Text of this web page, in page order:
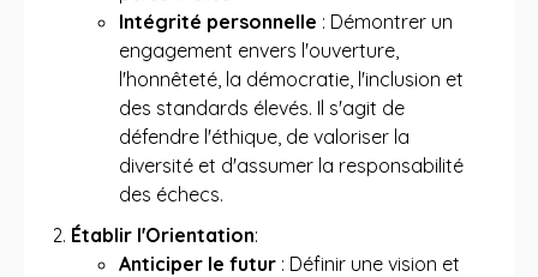
Intégrité personnelle : Démontrer un
engagement envers l'ouverture,
l'honnêteté, la démocratie, l'inclusion et
des standards élevés. Il s'agit de
défendre l'éthique, de valoriser la
diversité et d'assumer la responsabilité
des échecs.
Établir l'Orientation:
Anticiper le futur : Définir une vision et